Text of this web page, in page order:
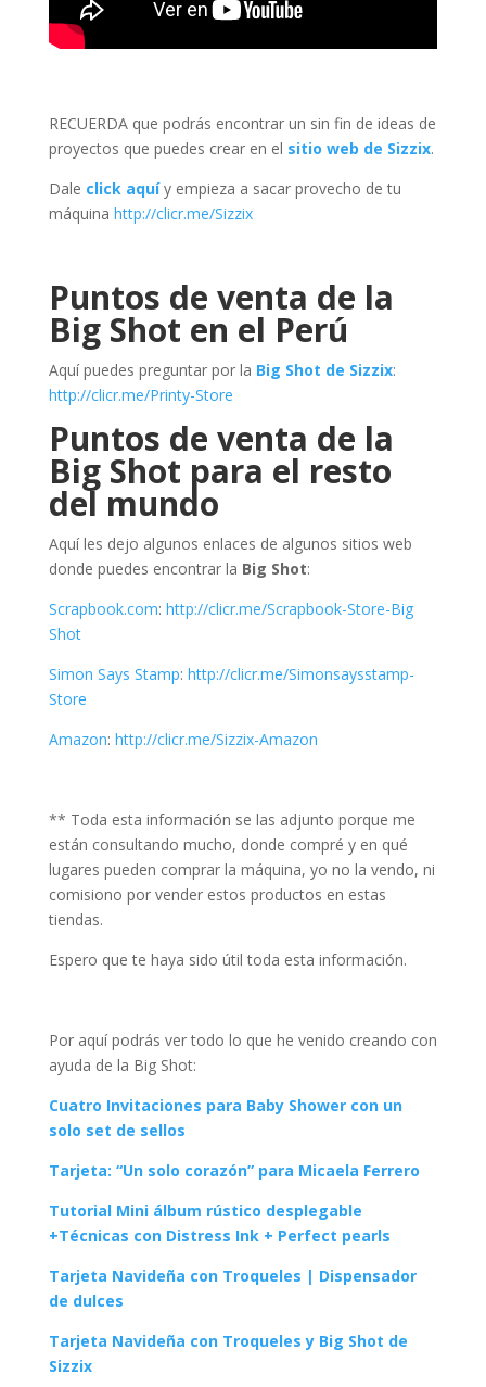
RECUERDA que podrás encontrar un sin fin de ideas de
proyectos que puedes crear en el sitio web de Sizzix.
Dale click aquíy empieza a sacar provecho de tu
máquina http://clicr.me/Sizzix
Puntos de venta de la
Big Shot en el Perú
Aquí puedes preguntar por la Big Shot de Sizzix:
http://clicr.me/Printy-Store
Puntos de venta de la
Big Shot para el resto
del mundo
Aquí les dejo algunos enlaces de algunos sitios web
donde puedes encontrar la Big Shot:
Scrapbook.com: http://clicr.me/Scrapbook-Store-Big
Shot
Simon Says Stamp: http://clicr.me/Simonsaysstamp-
Store
Amazon: http://clicr.me/Sizzix-Amazon
** Toda esta información se las adjunto porque me
están consultando mucho, donde compré y en qué
lugares pueden comprar la máquina, yo no la vendo, ni
comisiono por vender estos productos en estas
tiendas.
Espero que te haya sido útil toda esta información.
Por aquí podrás ver todo lo que he venido creando con
ayuda de la Big Shot:
Cuatro Invitaciones para Baby Shower con un
solo set de sellos
Tarjeta: “Un solo corazón” para Micaela Ferrero
Tutorial Mini álbum rústico desplegable
+Técnicas con Distress Ink + Perfect pearls
Tarjeta Navideña con Troqueles | Dispensador
de dulces
Tarjeta Navideña con Troqueles y Big Shot de
Sizzix